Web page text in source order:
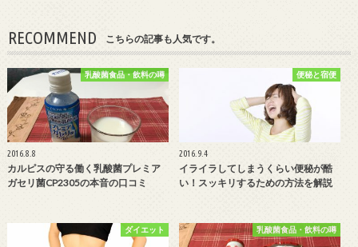
RECOMMEND こちらの記事も人気です。
乳酸菌食品・飲料の噂
2016.8.8
カルピスの守る働く乳酸菌プレミア
ガセリ菌CP2305の本音の口コミ
便秘と宿便
2016.9.4
イライラしてしまうくらい便秘が酷
い！スッキリするための方法を解説
ダイエット 乳酸菌食品・飲料の噂